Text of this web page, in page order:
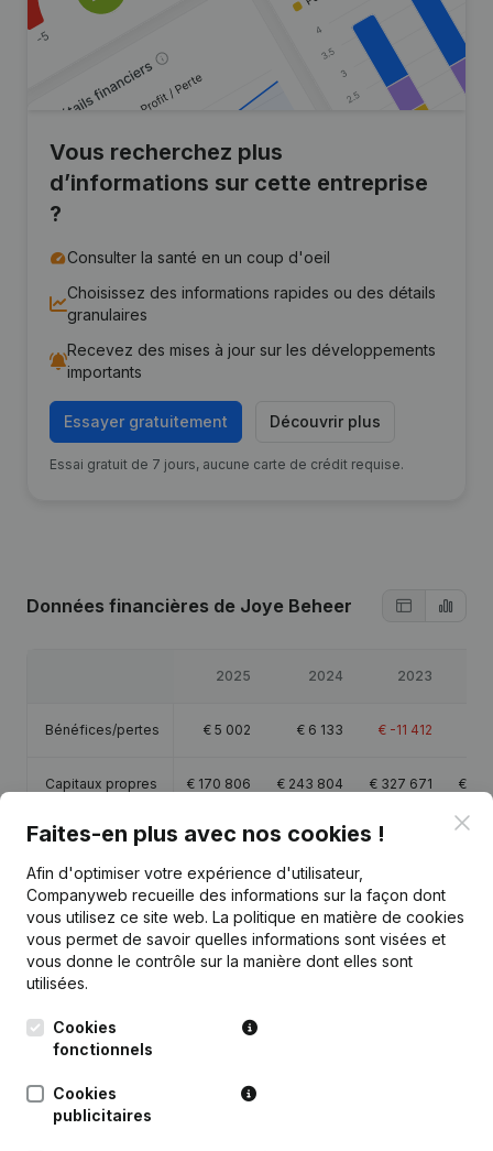
Vous recherchez plus
d’informations sur cette entreprise
?
Consulter la santé en un coup d'oeil
Choisissez des informations rapides ou des détails
granulaires
Recevez des mises à jour sur les développements
importants
Essayer gratuitement Découvrir plus
Essai gratuit de 7 jours, aucune carte de crédit requise.
Données financières de Joye Beheer
2025 2024 2023
Bénéfices/pertes € 5 002 € 6 133 € -11 412
Capitaux propres € 170 806 € 243 804 € 327 671 €
Marge brute €38 441 €37 973 €
Publicationsde Joye Beheer
Date Publication
10-11-2022
Statuts (Traduction, Coordination,
Autres Modifications, …) -
Faites-en plus avec nos cookies !
Afin d'optimiser votre expérience d'utilisateur,
Companyweb recueille des informations sur la façon dont
vous utilisez ce site web. La politique en matière de cookies
vous permet de savoir quelles informations sont visées et
vous donne le contrôle sur la manière dont elles sont
utilisées.
Cookies
fonctionnels
Cookies
publicitaires